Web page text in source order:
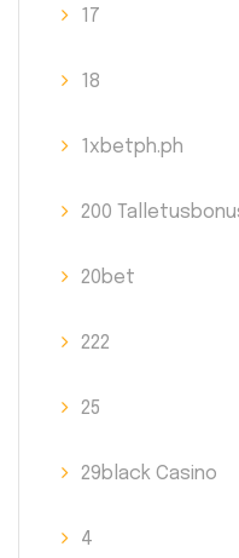
17
18
1xbetph.ph
200
20bet
222
25
29black Casino
4